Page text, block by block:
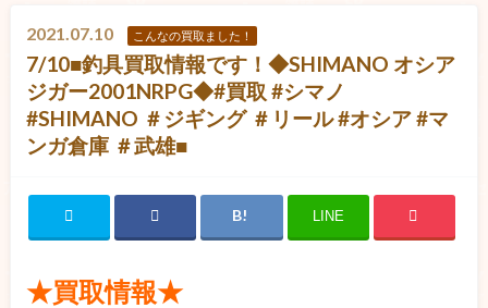
2021.07.10 こんなの買取ました！
7/10■釣具買取情報です！◆SHIMANO オシア
ジガー2001NRPG◆#買取 #シマノ
#SHIMANO ＃ジギング ＃リール #オシア #マ
ンガ倉庫 ＃武雄■
LINE
★買取情報★